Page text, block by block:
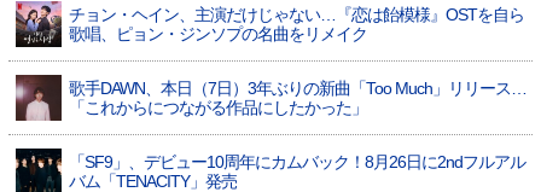
チョン・ヘイン、主演だけじゃない…『恋は飴模様』OSTを自ら
歌唱、ピョン・ジンソプの名曲をリメイク
歌手DAWN、本日（7日）3年ぶりの新曲「Too Much」リリース…
「これからにつながる作品にしたかった」
「SF9」、デビュー10周年にカムバック！8月26日に2ndフルアル
バム「TENACITY」発売